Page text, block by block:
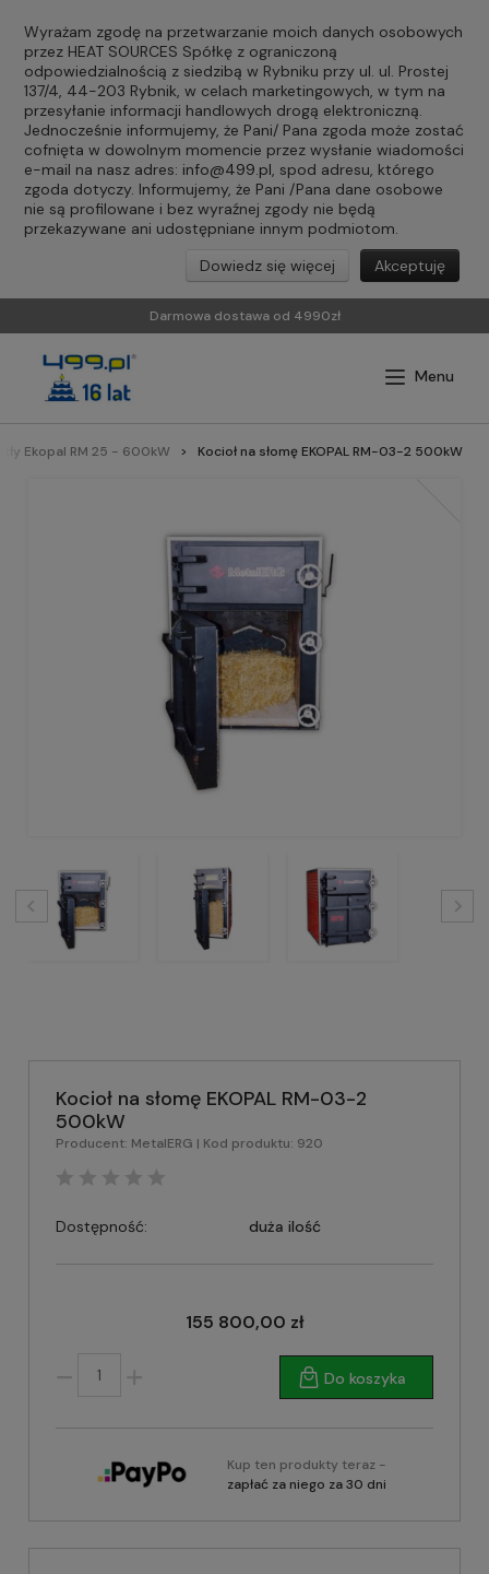
Wyrażam zgodę na przetwarzanie moich danych osobowych
przez HEAT SOURCES Spółkę z ograniczoną
odpowiedzialnością z siedzibą w Rybniku przy ul. ul. Prostej
137/4, 44-203 Rybnik, w celach marketingowych, w tym na
przesyłanie informacji handlowych drogą elektroniczną.
Jednocześnie informujemy, że Pani/ Pana zgoda może zostać
cofnięta w dowolnym momencie przez wysłanie wiadomości
e-mail na nasz adres: info@499.pl, spod adresu, którego
zgoda dotyczy. Informujemy, że Pani /Pana dane osobowe
nie są profilowane i bez wyraźnej zgody nie będą
przekazywane ani udostępniane innym podmiotom.
Akceptuję
Dowiedz się więcej
Darmowa dostawa od 4990zł
Ekopal RM 25 - 600kW Kocioł na słomę EKOPAL RM-03-2 500kW
Kocioł na słomę EKOPAL RM-03-2
500kW
Producent: MetalERG | Kod produktu: 920
Dostępność: duża ilość
155 800,00 zł
Do koszyka
Kup ten produkty teraz -
zapłać za niego za 30 dni